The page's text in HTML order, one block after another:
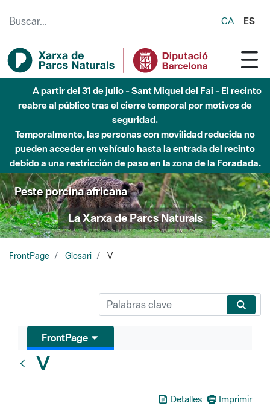
CA ES
A partir del 31 de julio - Sant Miquel del Fai - El recinto
reabre al público tras el cierre temporal por motivos de
seguridad.
Temporalmente, las personas con movilidad reducida no
pueden acceder en vehículo hasta la entrada del recinto
debido a una restricción de paso en la zona de la Foradada.
Peste porcina africana
La Xarxa de Parcs Naturals
FrontPage Glosari V
FrontPage
V
Detalles Imprimir